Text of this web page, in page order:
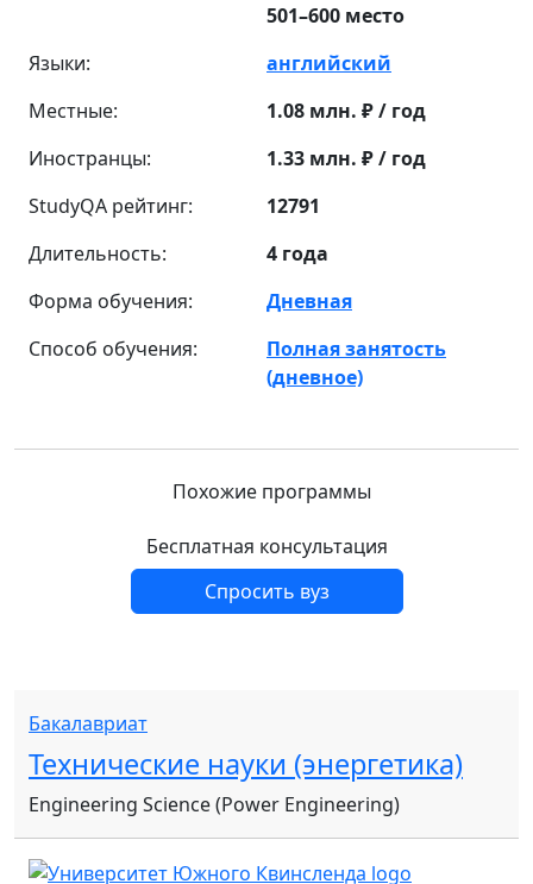
501–600 место
Языки:
английский
Местные:
1.08 млн. ₽ / год
Иностранцы:
1.33 млн. ₽ / год
StudyQA рейтинг:
12791
Длительность:
4 года
Форма обучения:
Дневная
Способ обучения:
Полная занятость
(дневное)
Похожие программы
Бесплатная консультация
Спросить вуз
Бакалавриат
Технические науки (энергетика)
Engineering Science (Power Engineering)